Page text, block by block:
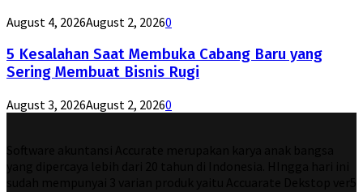
August 4, 2026August 2, 20260
5 Kesalahan Saat Membuka Cabang Baru yang
Sering Membuat Bisnis Rugi
August 3, 2026August 2, 20260